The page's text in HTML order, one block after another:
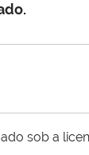
sob a